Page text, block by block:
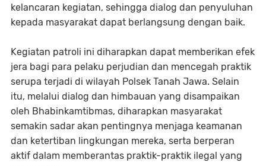
kelancaran kegiatan, sehingga dialog dan penyuluhan
kepada masyarakat dapat berlangsung dengan baik.
Kegiatan patroli ini diharapkan dapat memberikan efek
jera bagi para pelaku perjudian dan mencegah praktik
serupa terjadi di wilayah Polsek Tanah Jawa. Selain
itu, melalui dialog dan himbauan yang disampaikan
oleh Bhabinkamtibmas, diharapkan masyarakat
semakin sadar akan pentingnya menjaga keamanan
dan ketertiban lingkungan mereka, serta berperan
aktif dalam memberantas praktik-praktik ilegal yang